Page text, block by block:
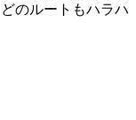
のルートもハラハ